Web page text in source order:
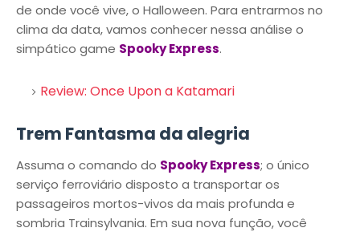
de onde você vive, o Halloween. Para entrarmos no
clima da data, vamos conhecer nessa análise o
simpático game Spooky Express.
Review: Once Upon a Katamari
Trem Fantasma da alegria
Assuma o comando do Spooky Express; o único
serviço ferroviário disposto a transportar os
passageiros mortos-vivos da mais profunda e
sombria Trainsylvania. Em sua nova função, você